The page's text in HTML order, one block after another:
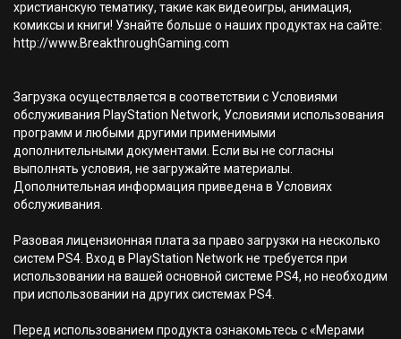
христианскую тематику, такие как видеоигры, анимация,
комиксы и книги! Узнайте больше о наших продуктах на сайте:
http://www.BreakthroughGaming.com
Загрузка осуществляется в соответствии с Условиями
обслуживания PlayStation Network, Условиями использования
программ и любыми другими применимыми
дополнительными документами. Если вы не согласны
выполнять условия, не загружайте материалы.
Дополнительная информация приведена в Условиях
обслуживания.
Разовая лицензионная плата за право загрузки на несколько
систем PS4. Вход в PlayStation Network не требуется при
использовании на вашей основной системе PS4, но необходим
при использовании на других системах PS4.
Перед использованием продукта ознакомьтесь с «Мерами